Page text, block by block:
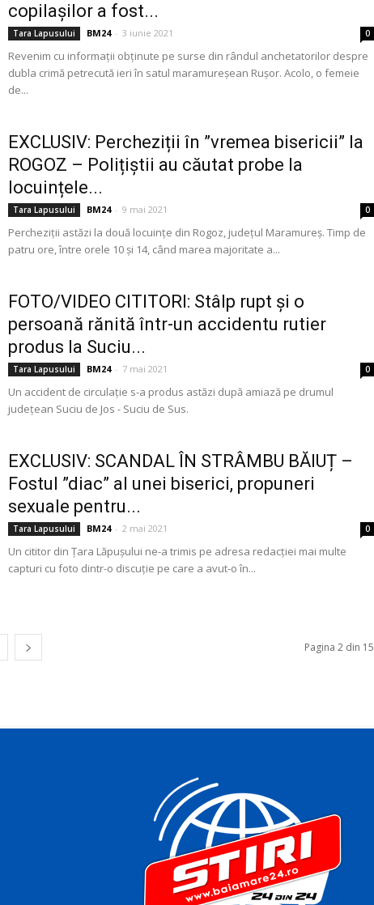
copilașilor a fost...
Tara Lapusului BM24 - 3 iunie 2021 0
Revenim cu informații obținute pe surse din rândul anchetatorilor despre
dubla crimă petrecută ieri în satul maramureșean Rușor. Acolo, o femeie
de...
EXCLUSIV: Percheziții în ”vremea bisericii” la
ROGOZ – Polițiștii au căutat probe la
locuințele...
Tara Lapusului BM24 - 9 mai 2021 0
Percheziții astăzi la două locuințe din Rogoz, județul Maramureș. Timp de
patru ore, între orele 10 și 14, când marea majoritate a...
FOTO/VIDEO CITITORI: Stâlp rupt și o
persoană rănită într-un accidentu rutier
produs la Suciu...
Tara Lapusului BM24 - 7 mai 2021 0
Un accident de circulație s-a produs astăzi după amiază pe drumul
județean Suciu de Jos - Suciu de Sus.
EXCLUSIV: SCANDAL ÎN STRÂMBU BĂIUȚ –
Fostul ”diac” al unei biserici, propuneri
sexuale pentru...
Tara Lapusului BM24 - 2 mai 2021 0
Un cititor din Țara Lăpușului ne-a trimis pe adresa redacției mai multe
capturi cu foto dintr-o discuție pe care a avut-o în...
Pagina 2 din 15